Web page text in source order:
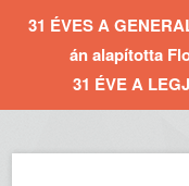
31 ÉVES A
án alapította
31 ÉVE A